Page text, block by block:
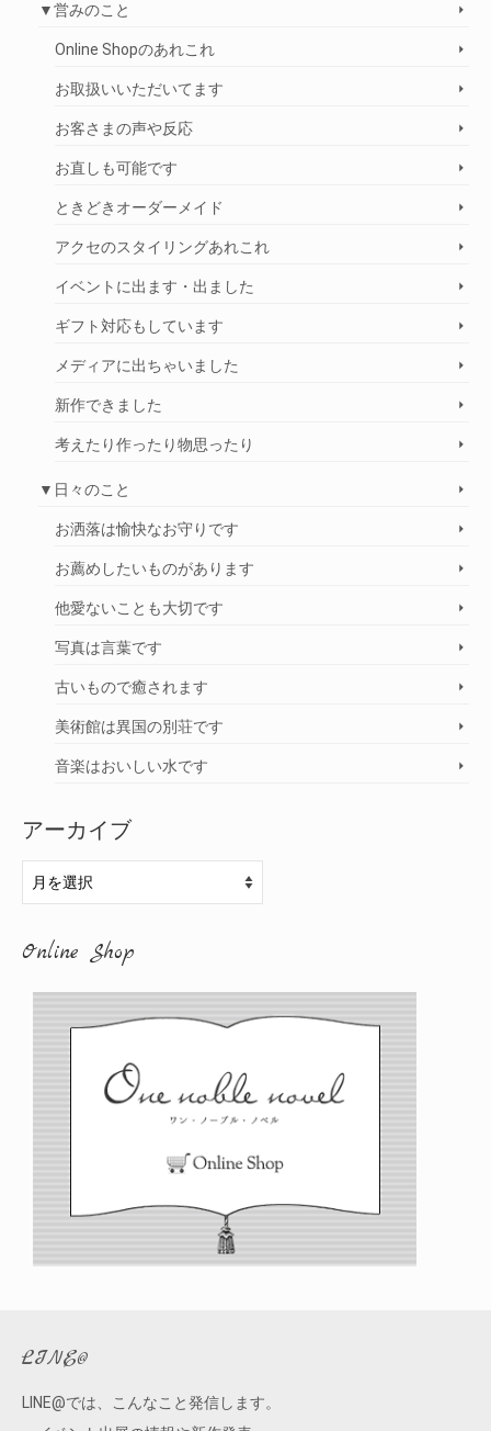
▼営みのこと
Online Shopのあれこれ
お取扱いいただいてます
お客さまの声や反応
お直しも可能です
ときどきオーダーメイド
アクセのスタイリングあれこれ
イベントに出ます・出ました
ギフト対応もしています
メディアに出ちゃいました
新作できました
考えたり作ったり物思ったり
▼日々のこと
お洒落は愉快なお守りです
お薦めしたいものがあります
他愛ないことも大切です
写真は言葉です
古いもので癒されます
美術館は異国の別荘です
音楽はおいしい水です
アーカイブ
ア
ー
ブ
Online Shop
LINE@
LINE@では、こんなこと発信します。